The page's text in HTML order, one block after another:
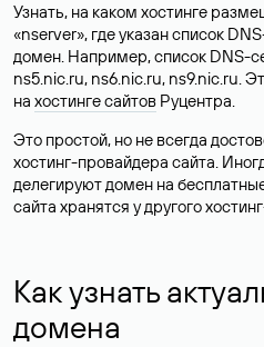
Узнать, на каком хостинге
«nserver», где указан список
домен. Например, список DNS-
ns5.nic.ru, ns6.nic.ru, ns9.nic.ru.
на хостинге сайтов Руцентра.
Это простой, но не всегда
хостинг-провайдера сайта.
делегируют домен на
сайта хранятся у другого
Как узнать
домена